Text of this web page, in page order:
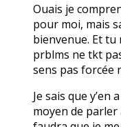
Ouais je
pour moi, mais
bienvenue. Et tu
prblms ne tkt
sens pas forcée
Je sais que
moyen de parler